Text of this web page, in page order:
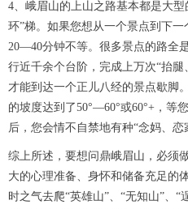
4、峨眉山的上山之路基本都是大
环”梯。如果您想从一个景点到下
20—40分钟不等。很多景点的路全
行近千余个台阶，完成上万次“抬腿
才能到达一个正儿八经的景点歇脚
的坡度达到了50°—60°或60°+，等
后，您会情不自禁地有种“念妈、恋
综上所述，要想问鼎峨眉山，必须
大的心理准备、身怀和储备充足的
时之气去爬“英雄山”、“无知山”、